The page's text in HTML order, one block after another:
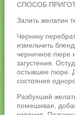
СПОСОБ
Залить желатин
Чернику
измельчить
черничное пюре
загустения.
остывшее пюре.
состояния
Разбухший
помешивая,